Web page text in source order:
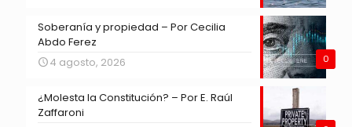
0
Soberanía y propiedad – Por Cecilia
Abdo Ferez
4 agosto, 2026
¿Molesta la Constitución? – Por E. Raúl
Zaffaroni